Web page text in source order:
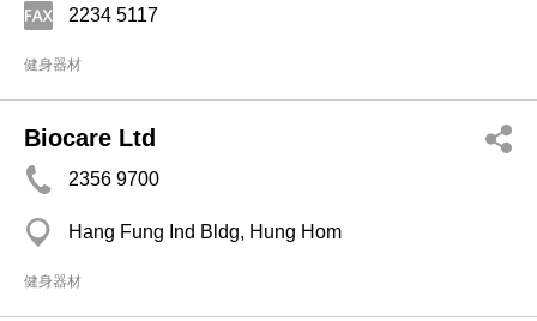
2234 5117
健身器材
Biocare Ltd
2356 9700
Hang Fung Ind Bldg, Hung Hom
健身器材